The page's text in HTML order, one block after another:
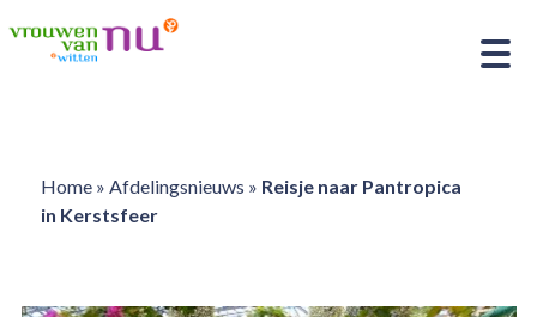
Home» Afdelingsnieuws » Reisje naar Pantropica
in Kerstsfeer